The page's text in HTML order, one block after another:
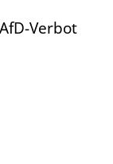
Verbot